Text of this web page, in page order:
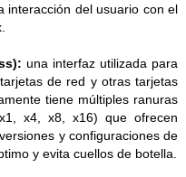
interacción del usuario con el
una interfaz utilizada para
de red y otras tarjetas
tiene múltiples ranuras
x4, x8, x16) que ofrecen
y configuraciones de
y evita cuellos de botella.
los lentes con IA y realidad
lugar
inteligentes AR Vision,
la creatividad móvil...